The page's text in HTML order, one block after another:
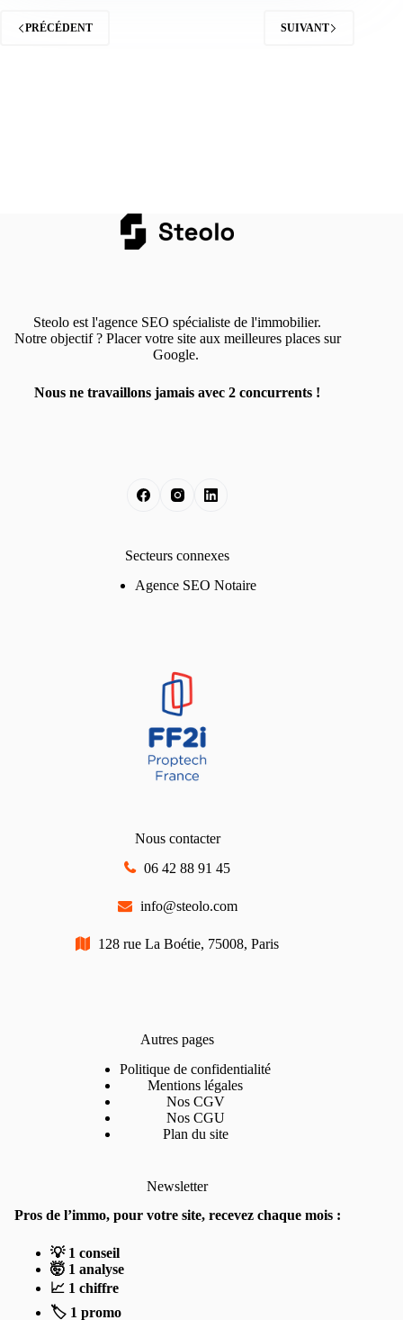
PRÉCÉDENT SUIVANT
Steolo est l'agence SEO spécialiste de l'immobilier.
Notre objectif ? Placer votre site aux meilleures places sur
Google.
Nous ne travaillons jamais avec 2 concurrents !
Secteurs connexes
Agence SEO Notaire
Nous contacter
06 42 88 91 45
info@steolo.com
128 rue La Boétie, 75008, Paris
Autres pages
Politique de confidentialité
Mentions légales
Nos CGV
Nos CGU
Plan du site
Newsletter
Pros de l’immo, pour votre site, recevez chaque mois :
💡 1 conseil
🤯 1 analyse
📈 1 chiffre
🏷️ 1 promo